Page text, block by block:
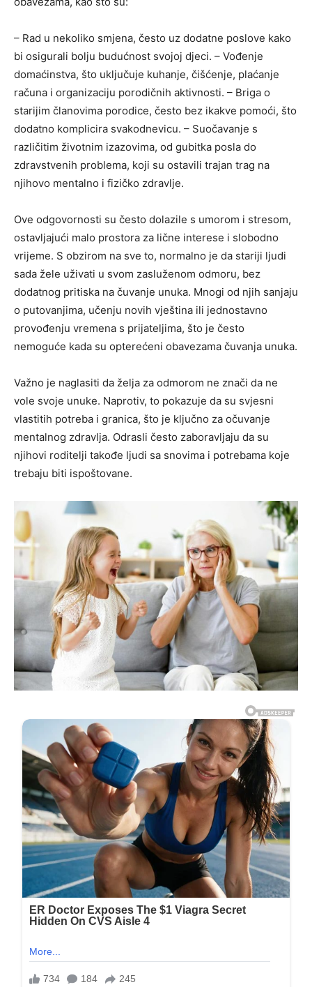
– Rad u nekoliko smjena, često uz dodatne poslove kako
bi osigurali bolju budućnost svojoj djeci. – Vođenje
domaćinstva, što uključuje kuhanje, čišćenje, plaćanje
računa i organizaciju porodičnih aktivnosti. – Briga o
starijim članovima porodice, često bez ikakve pomoći, što
dodatno komplicira svakodnevicu. – Suočavanje s
različitim životnim izazovima, od gubitka posla do
zdravstvenih problema, koji su ostavili trajan trag na
njihovo mentalno i fizičko zdravlje.
Ove odgovornosti su često dolazile s umorom i stresom,
ostavljajući malo prostora za lične interese i slobodno
vrijeme. S obzirom na sve to, normalno je da stariji ljudi
sada žele uživati u svom zasluženom odmoru, bez
dodatnog pritiska na čuvanje unuka. Mnogi od njih sanjaju
o putovanjima, učenju novih vještina ili jednostavno
provođenju vremena s prijateljima, što je često
nemoguće kada su opterećeni obavezama čuvanja unuka.
Važno je naglasiti da želja za odmorom ne znači da ne
vole svoje unuke. Naprotiv, to pokazuje da su svjesni
vlastitih potreba i granica, što je ključno za očuvanje
mentalnog zdravlja. Odrasli često zaboravljaju da su
njihovi roditelji takođe ljudi sa snovima i potrebama koje
trebaju biti ispoštovane.